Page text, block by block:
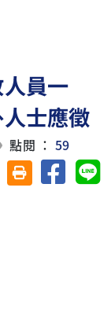
員一
士應徵
點閱 ：59
友善列印(另開視
分享至